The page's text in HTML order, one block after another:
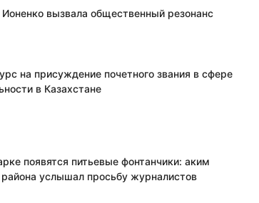
вызвала общественный резонанс
на присуждение почетного звания в сфере
в Казахстане
появятся питьевые фонтанчики: аким
района услышал просьбу журналистов